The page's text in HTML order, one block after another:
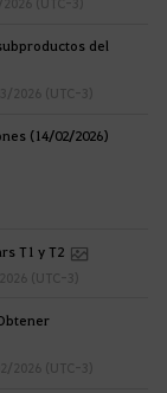
del
2026 (UTC-3)
(14/02/2026)
T1 y T2
(UTC-3)
2026 (UTC-3)